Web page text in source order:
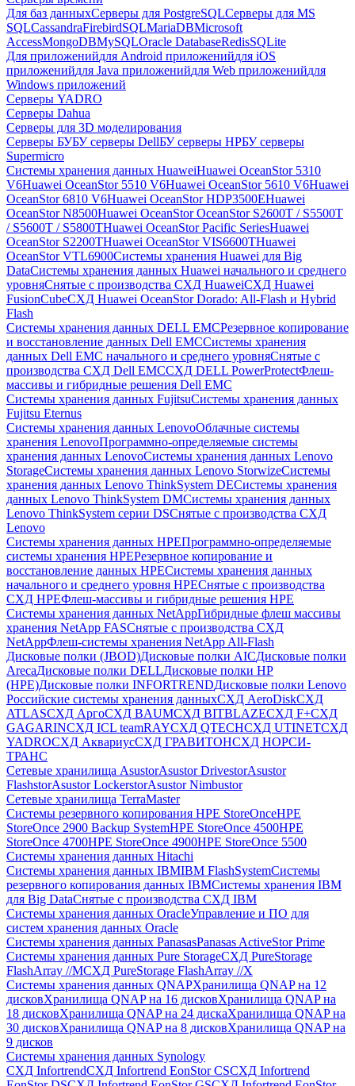
Для баз данныхСерверы для PostgreSQLСерверы для MS
SQLCassandraFirebirdSQLMariaDBMicrosoft
AccessMongoDBMySQLOracle DatabaseRedisSQLite
Для приложенийдля Android приложенийдля iOS
приложенийдля Java приложенийдля Web приложенийдля
Windows приложений
Серверы YADRO
Серверы Dahua
Серверы для 3D моделирования
Серверы БУБУ серверы DellБУ серверы HPБУ серверы
Supermicro
Системы хранения данных HuaweiHuawei OceanStor 5310
V6Huawei OceanStor 5510 V6Huawei OceanStor 5610 V6Huawei
OceanStor 6810 V6Huawei OceanStor HDP3500EHuawei
OceanStor N8500Huawei OceanStor OceanStor S2600T / S5500T
/ S5600T / S5800THuawei OceanStor Pacific SeriesHuawei
OceanStor S2200THuawei OceanStor VIS6600THuawei
OceanStor VTL6900Системы хранения Huawei для Big
DataСистемы хранения данных Huawei начального и среднего
уровняСнятые с производства СХД HuaweiСХД Huawei
FusionCubeСХД Huawei OceanStor Dorado: All-Flash и Hybrid
Flash
Системы хранения данных DELL EMCРезервное копирование
и восстановление данных Dell EMCСистемы хранения
данных Dell EMC начального и среднего уровняСнятые с
производства СХД Dell EMCСХД DELL PowerProtectФлеш-
массивы и гибридные решения Dell EMC
Системы хранения данных FujitsuСистемы хранения данных
Fujitsu Eternus
Системы хранения данных LenovoОблачные системы
хранения LenovoПрограммно-определяемые системы
хранения данных LenovoСистемы хранения данных Lenovo
StorageСистемы хранения данных Lenovo StorwizeСистемы
хранения данных Lenovo ThinkSystem DEСистемы хранения
данных Lenovo ThinkSystem DMСистемы хранения данных
Lenovo ThinkSystem серии DSСнятые с производства СХД
Lenovo
Системы хранения данных HPEПрограммно-определяемые
системы хранения HPEРезервное копирование и
восстановление данных HPEСистемы хранения данных
начального и среднего уровня HPEСнятые с производства
СХД HPEФлеш-массивы и гибридные решения HPE
Cистемы хранения данных NetAppГибридные флеш массивы
хранения NetApp FASСнятые с производства СХД
NetAppФлеш-системы хранения NetApp All-Flash
Дисковые полки (JBOD)Дисковые полки AICДисковые полки
ArecaДисковые полки DELLДисковые полки HP
(HPE)Дисковые полки INFORTRENDДисковые полки Lenovo
Российские системы хранения данныхСХД AeroDiskСХД
ATLASСХД AргоСХД BAUMСХД BITBLAZEСХД F+СХД
GAGARINСХД ICL teamRAYСХД QTECHСХД UTINETСХД
YADROСХД АквариусСХД ГРАВИТОНСХД НОРСИ-
ТРАНС
Сетевые хранилища AsustorAsustor DrivestorAsustor
FlashstorAsustor LockerstorAsustor Nimbustor
Сетевые хранилища TerraMaster
Системы резервного копирования HPE StoreOnceHPE
StoreOnce 2900 Backup SystemHPE StoreOnce 4500HPE
StoreOnce 4700HPE StoreOnce 4900HPE StoreOnce 5500
Системы хранения данных Hitachi
Системы хранения данных IBMIBM FlashSystemСистемы
резервного копирования данных IBMСистемы хранения IBM
для Big DataСнятые с производства СХД IBM
Системы хранения данных OracleУправление и ПО для
систем хранения данных Oracle
Системы хранения данных PanasasPanasas ActiveStor Prime
Системы хранения данных Pure StorageСХД PureStorage
FlashArray //MСХД PureStorage FlashArray //X
Системы хранения данных QNAPХранилища QNAP на 12
дисковХранилища QNAP на 16 дисковХранилища QNAP на
18 дисковХранилища QNAP на 24 дискаХранилища QNAP на
30 дисковХранилища QNAP на 8 дисковХранилища QNAP на
9 дисков
Системы хранения данных Synology
СХД InfortrendСХД Infortrend EonStor CSСХД Infortrend